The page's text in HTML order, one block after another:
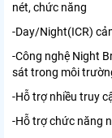
nét, chức năng
-Day/Night(ICR)
-Công nghệ Night
sát trong môi
-Hỗ trợ nhiều truy
-Hỗ trợ chức năng